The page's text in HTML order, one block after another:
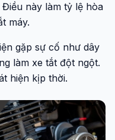
này làm tỷ lệ hòa
máy.
gặp sự cố như dây
làm xe tắt đột ngột.
hiện kịp thời.